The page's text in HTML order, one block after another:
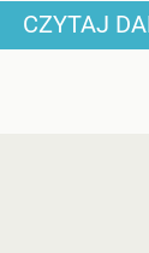
CZYTAJ